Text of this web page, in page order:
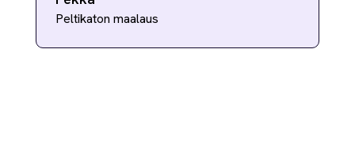
Peltikaton maalaus